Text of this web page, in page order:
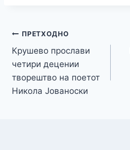
Навигација
на
напис
ПРЕТХОДНО
Крушево прослави
четири децении
творештво на поетот
Никола Јованоски